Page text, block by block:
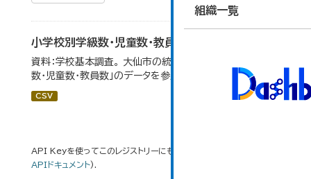
組織一覧
小学校別学級数・児童数・教員数
資料：学校基本調査。 大仙市の統計「14-4 小学校別学級
数・児童数・教員数」のデータを参照しています。
CSV
API Keyを使ってこのレジストリーにもアクセス可能です
APIドキュメント).